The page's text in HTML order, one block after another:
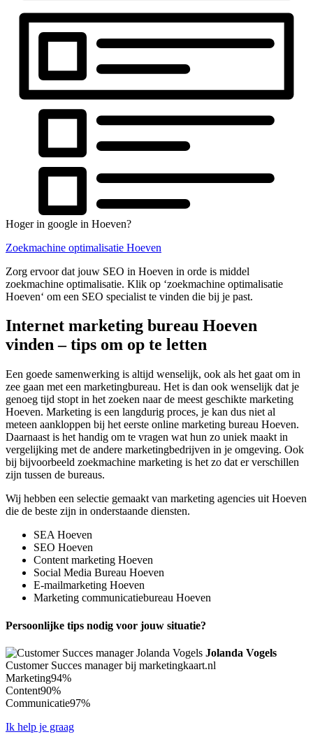
Hoger in google in Hoeven?
Zoekmachine optimalisatie Hoeven
Zorg ervoor dat jouw SEO in Hoeven in orde is middel
zoekmachine optimalisatie. Klik op ‘zoekmachine optimalisatie
Hoeven‘ om een SEO specialist te vinden die bij je past.
Internet marketing bureau Hoeven
vinden – tips om op te letten
Een goede samenwerking is altijd wenselijk, ook als het gaat om in
zee gaan met een marketingbureau. Het is dan ook wenselijk dat je
genoeg tijd stopt in het zoeken naar de meest geschikte marketing
Hoeven. Marketing is een langdurig proces, je kan dus niet al
meteen aankloppen bij het eerste online marketing bureau Hoeven.
Daarnaast is het handig om te vragen wat hun zo uniek maakt in
vergelijking met de andere marketingbedrijven in je omgeving. Ook
bij bijvoorbeeld zoekmachine marketing is het zo dat er verschillen
zijn tussen de bureaus.
Wij hebben een selectie gemaakt van marketing agencies uit Hoeven
die de beste zijn in onderstaande diensten.
SEA Hoeven
SEO Hoeven
Content marketing Hoeven
Social Media Bureau Hoeven
E-mailmarketing Hoeven
Marketing communicatiebureau Hoeven
Persoonlijke tips nodig voor jouw situatie?
Jolanda Vogels
Customer Succes manager bij marketingkaart.nl
Marketing94%
Content90%
Communicatie97%
Ik help je graag